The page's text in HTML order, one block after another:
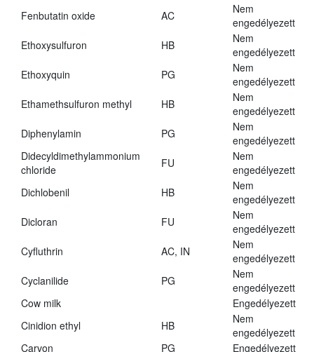
Fenbutatin oxide
AC
Nem
engedélyezett
Ethoxysulfuron
HB
Nem
engedélyezett
Ethoxyquin
PG
Nem
engedélyezett
Ethamethsulfuron methyl
HB
Nem
engedélyezett
Diphenylamin
PG
Nem
engedélyezett
Didecyldimethylammonium
chloride
FU
Nem
engedélyezett
Dichlobenil
HB
Nem
engedélyezett
Dicloran
FU
Nem
engedélyezett
Cyfluthrin
AC, IN
Nem
engedélyezett
Cyclanilide
PG
Nem
engedélyezett
Cow milk
Engedélyezett
Cinidion ethyl
HB
Nem
engedélyezett
Carvon
PG
Engedélyezett